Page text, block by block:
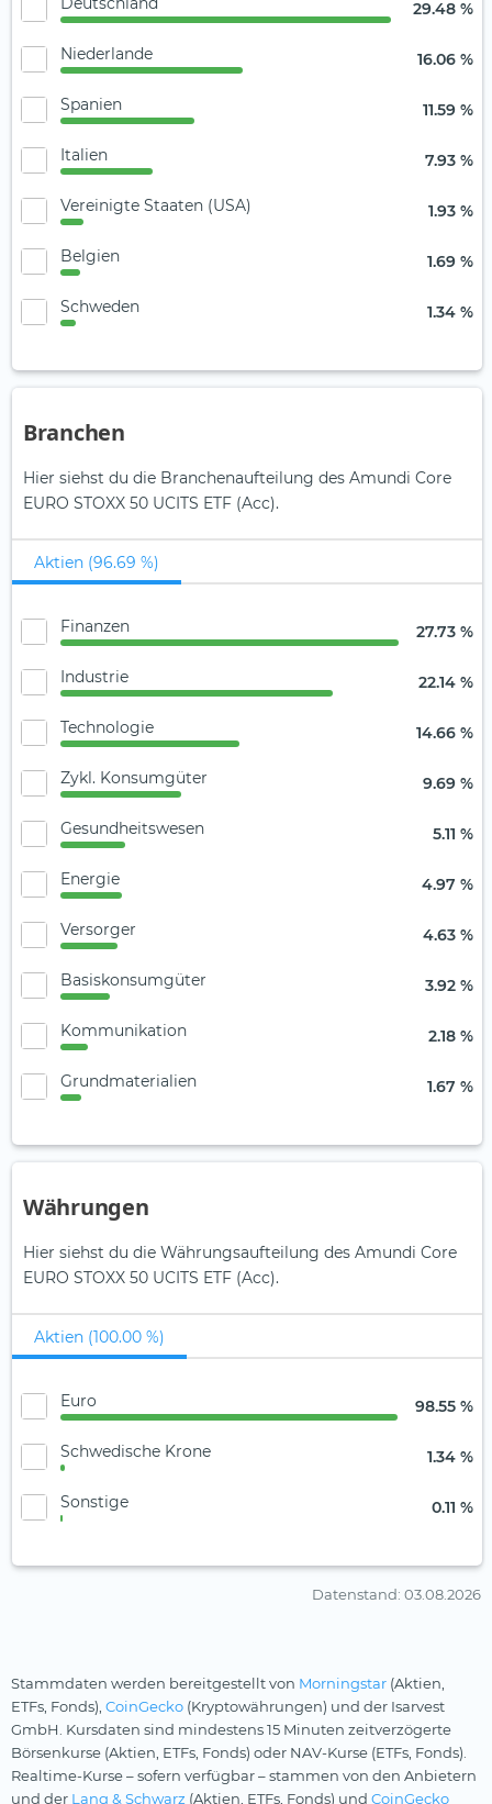
29.48 %
Niederlande 16.06 %
Spanien 11.59 %
Italien 7.93 %
Vereinigte Staaten (USA) 1.93 %
Belgien 1.69 %
Schweden 1.34 %
Branchen
Hier siehst du die Branchenaufteilung des Amundi Core
EURO STOXX 50 UCITS ETF (Acc).
Aktien (96.69 %)
Finanzen 27.73 %
Industrie 22.14 %
Technologie 14.66 %
Zykl. Konsumgüter 9.69 %
Gesundheitswesen 5.11 %
Energie 4.97 %
Versorger 4.63 %
Basiskonsumgüter 3.92 %
Kommunikation 2.18 %
Grundmaterialien 1.67 %
Währungen
Hier siehst du die Währungsaufteilung des Amundi Core
EURO STOXX 50 UCITS ETF (Acc).
Aktien (100.00 %)
Euro 98.55 %
Schwedische Krone 1.34 %
Sonstige 0.11 %
Datenstand: 03.08.2026
Stammdaten werden bereitgestellt von Morningstar (Aktien,
ETFs, Fonds), CoinGecko (Kryptowährungen) und der Isarvest
GmbH. Kursdaten sind mindestens 15 Minuten zeitverzögerte
Börsenkurse (Aktien, ETFs, Fonds) oder NAV-Kurse (ETFs, Fonds).
Realtime-Kurse – sofern verfügbar – stammen von den Anbietern
und der Lang & Schwarz (Aktien, ETFs, Fonds) und CoinGecko